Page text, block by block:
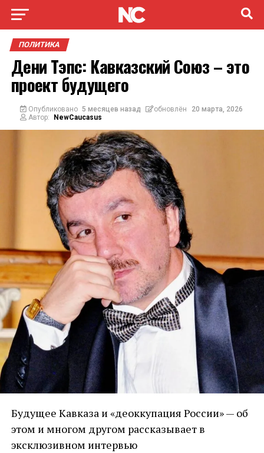
ПОЛИТИКА
Дени Тэпс: Кавказский Союз – это
проект будущего
Опубликовано 5 месяцев назад обновлён
20 марта, 2026
Автор:
NewCaucasus
Будущее Кавказа и «деоккупация России» — об
этом и многом другом рассказывает в
эксклюзивном интервью